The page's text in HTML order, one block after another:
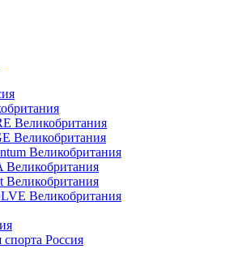
Великобритания
Великобритания
Великобритания
Великобритания
Великобритания
Великобритания
спорта Россия